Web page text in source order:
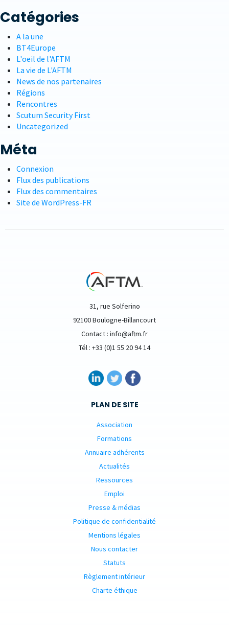
Catégories
A la une
BT4Europe
L'oeil de l'AFTM
La vie de L'AFTM
News de nos partenaires
Régions
Rencontres
Scutum Security First
Uncategorized
Méta
Connexion
Flux des publications
Flux des commentaires
Site de WordPress-FR
31, rue Solferino
92100 Boulogne-Billancourt
Contact : info@aftm.fr
Tél : +33 (0)1 55 20 94 14
PLAN DE SITE
Association
Formations
Annuaire adhérents
Actualités
Ressources
Emploi
Presse & médias
Politique de confidentialité
Mentions légales
Nous contacter
Statuts
Règlement intérieur
Charte éthique